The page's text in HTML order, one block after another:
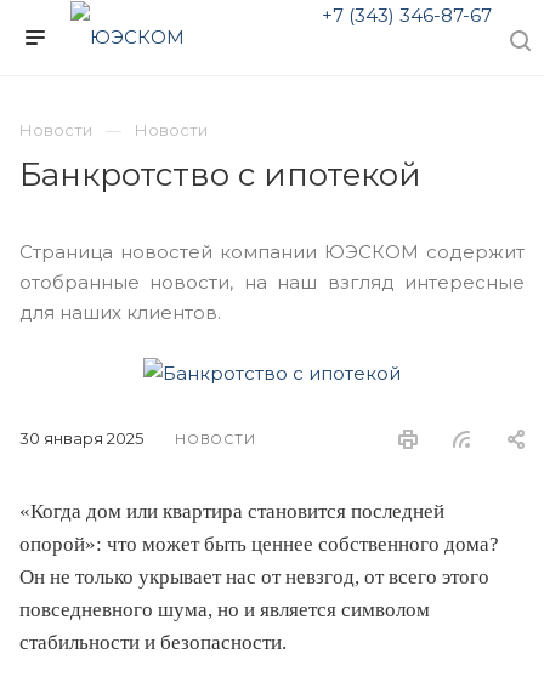
+7 (343) 346-87-67
Новости Новости
Банкротство с ипотекой
Страница новостей компании ЮЭСКОМ содержит
отобранные новости, на наш взгляд интересные
для наших клиентов.
30 января 2025 НОВОСТИ
«Когда дом или квартира становится последней
опорой»: что может быть ценнее собственного дома?
Он не только укрывает нас от невзгод, от всего этого
повседневного шума, но и является символом
стабильности и безопасности.